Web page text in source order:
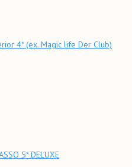
4* (ex. Magic life Der Club)
5* DELUXE